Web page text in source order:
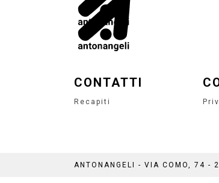
CONTATTI
Recapiti
ANTONANGELI - VIA COMO, 74 -